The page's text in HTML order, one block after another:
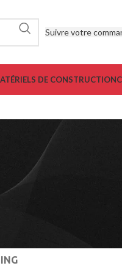
Suivre votre
DE CONSTRUCTION